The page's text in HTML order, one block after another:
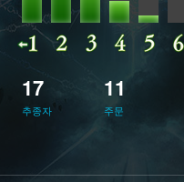
17
추종자
11
주문